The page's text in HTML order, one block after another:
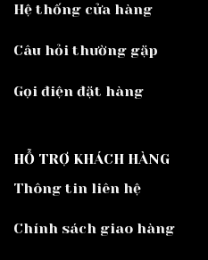
Hệ thống cửa hàng
Câu hỏi thường gặp
Gọi điện đặt hàng
HỖ TRỢ KHÁCH HÀNG
Thông tin liên hệ
Chính sách giao hàng